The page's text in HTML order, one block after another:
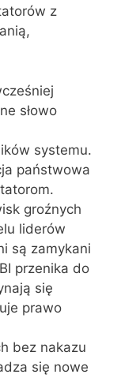
z
słowo
systemu.
państwowa
groźnych
liderów
są zamykani
przenika do
się
prawo
bez nakazu
się nowe